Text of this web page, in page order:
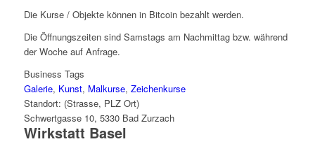
Die Kurse / Objekte können in Bitcoin bezahlt werden.
Die Öffnungszeiten sind Samstags am Nachmittag bzw. während
der Woche auf Anfrage.
Business Tags
Galerie, Kunst, Malkurse, Zeichenkurse
Standort: (Strasse, PLZ Ort)
Schwertgasse 10, 5330 Bad Zurzach
Wirkstatt Basel